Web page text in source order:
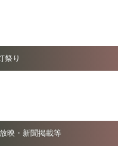
祭り
映・新聞掲載等